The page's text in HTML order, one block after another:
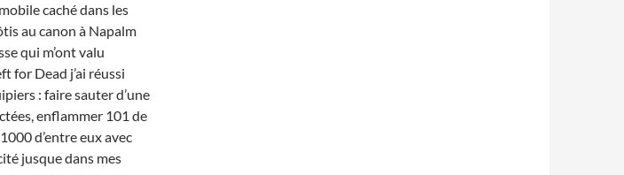
caché dans les
au canon à Napalm
qui m’ont valu
for Dead j’ai réussi
: faire sauter d’une
enflammer 101 de
d’entre eux avec
jusque dans mes